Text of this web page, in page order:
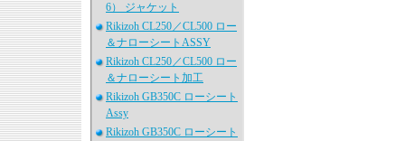
6） ジャケット
Rikizoh CL250／CL500 ロー
＆ナローシートASSY
Rikizoh CL250／CL500 ロー
＆ナローシート加工
Rikizoh GB350C ローシート
Assy
Rikizoh GB350C ローシート